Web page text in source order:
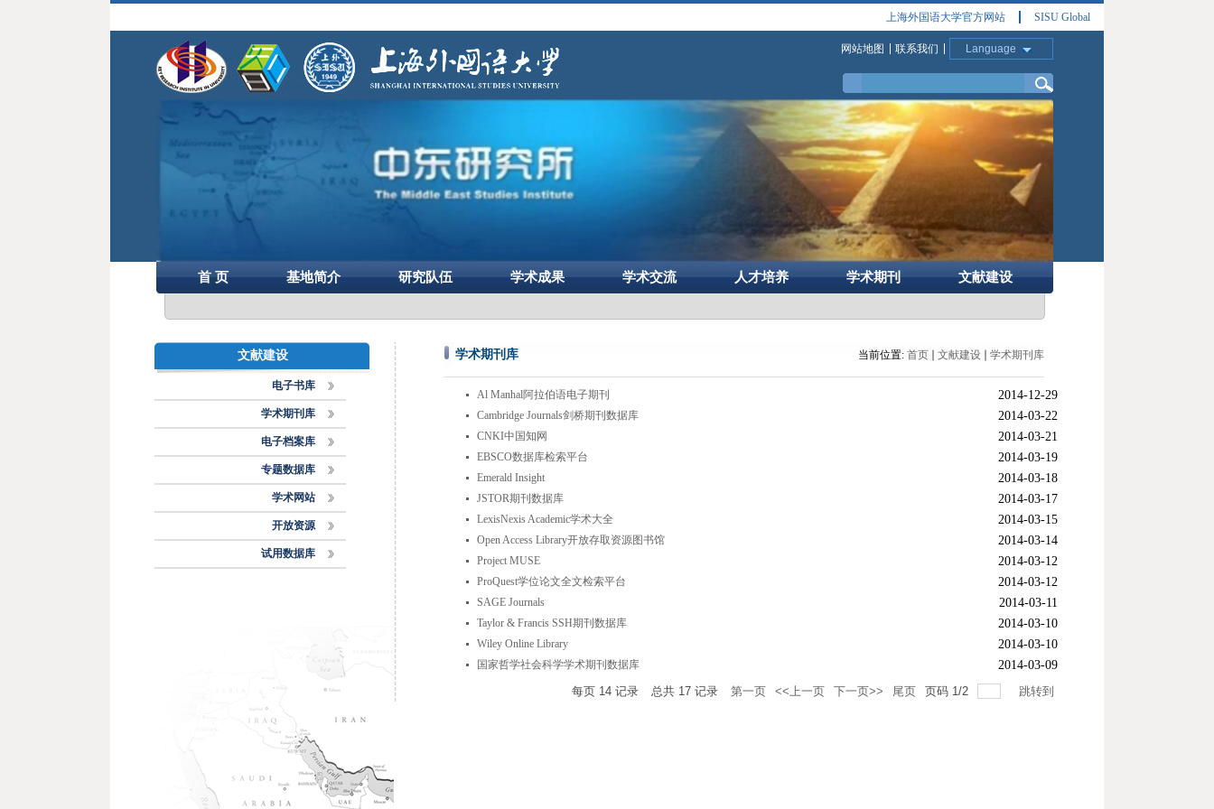
上海外国语大学官方网站 SISU Global
网站地图 联系我们 Language
首 页 基地简介 研究队伍 学术成果 学术交流 人才培养 学术期刊 文献建设
文献建设
电子书库
学术期刊库
电子档案库
专题数据库
学术网站
开放资源
试用数据库
学术期刊库 当前位置: 首页 文献建设 学术期刊库
Al Manhal阿拉伯语电子期刊 2014-12-29
Cambridge Journals剑桥期刊数据库 2014-03-22
CNKI中国知网 2014-03-21
EBSCO数据库检索平台 2014-03-19
Emerald Insight 2014-03-18
JSTOR期刊数据库 2014-03-17
LexisNexis Academic学术大全 2014-03-15
Open Access Library开放存取资源图书馆 2014-03-14
Project MUSE 2014-03-12
ProQuest学位论文全文检索平台 2014-03-12
SAGE Journals 2014-03-11
Taylor & Francis SSH期刊数据库 2014-03-10
Wiley Online Library 2014-03-10
国家哲学社会科学学术期刊数据库
2014-03-09
每页 14 记录 总共 17 记录 第一页 <<上一页 下一页>> 尾页 页码 1/2 跳转到